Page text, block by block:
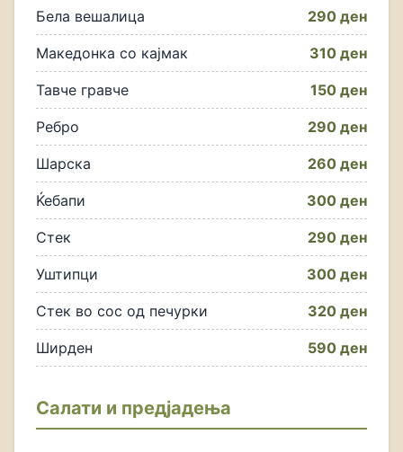
Бела вешалица 290 ден
Македонка со кајмак 310 ден
Тавче гравче 150 ден
Ребро 290 ден
Шарска 260 ден
Ќебапи 300 ден
Стек 290 ден
Уштипци 300 ден
Стек во сос од печурки 320 ден
Ширден 590 ден
Салати и предјадења